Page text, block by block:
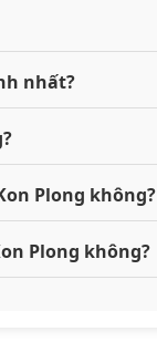
nhất?
Plong không?
Plong không?